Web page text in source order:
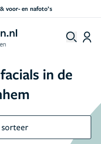
voor- en nafoto’s
in de